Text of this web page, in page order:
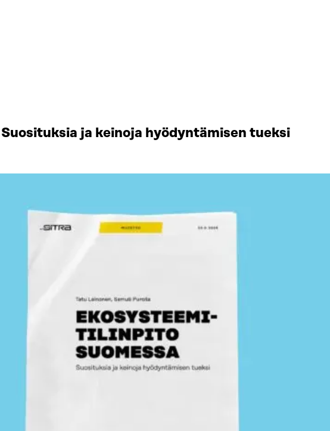
ja keinoja hyödyntämisen tueksi